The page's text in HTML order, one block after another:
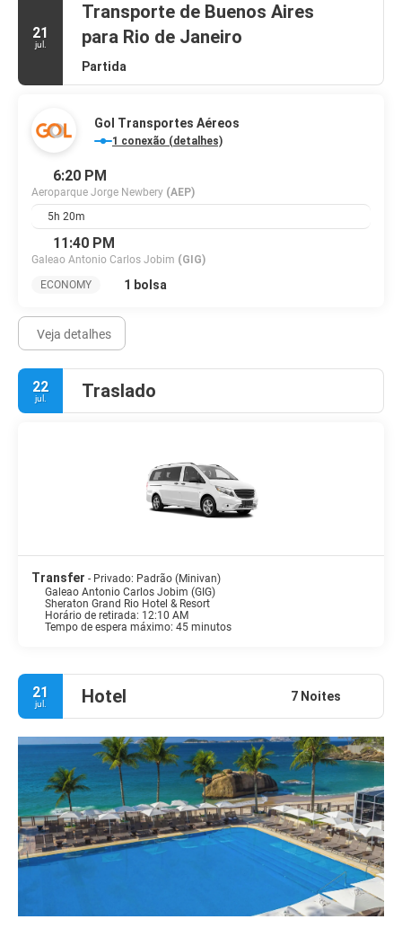
21
jul.
Transporte de Buenos Aires
para Rio de Janeiro
Partida
Gol Transportes Aéreos
1 conexão (detalhes)
6:20 PM
Aeroparque Jorge Newbery (AEP)
5h 20m
11:40 PM
Galeao Antonio Carlos Jobim (GIG)
ECONOMY
1 bolsa
Veja detalhes
22
jul. Traslado
Transfer - Privado: Padrão (Minivan)
Galeao Antonio Carlos Jobim (GIG)
Sheraton Grand Rio Hotel & Resort
Horário de retirada: 12:10 AM
Tempo de espera máximo: 45 minutos
21
jul. Hotel 7 Noites